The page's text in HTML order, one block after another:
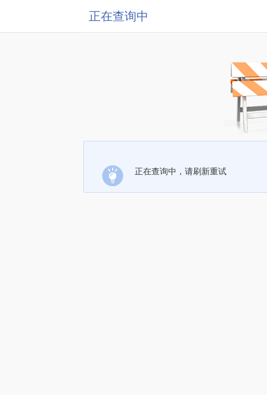
正在查询中
正在查询中，请刷新重试